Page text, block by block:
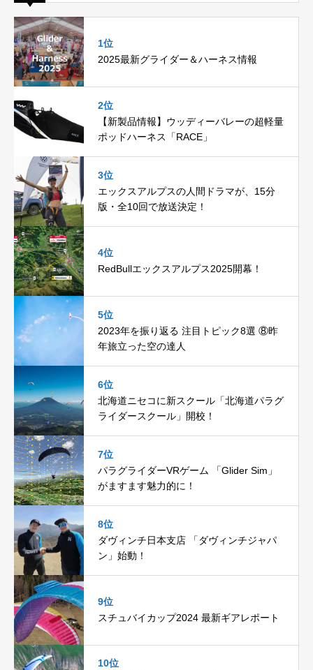
1位
2025最新グライダー＆ハーネス情報
2位
【新製品情報】ウッディーバレーの超軽量
ポッドハーネス「RACE」
3位
エックスアルプスの人間ドラマが、15分
版・全10回で放送決定！
4位
RedBullエックスアルプス2025開幕！
5位
2023年を振り返る 注目トピック8選 ⑧昨
年旅立った空の達人
6位
北海道ニセコに新スクール「北海道パラグ
ライダースクール」開校！
7位
パラグライダーVRゲーム 「Glider Sim」
がますます魅力的に！
8位
ダヴィンチ日本支店 「ダヴィンチジャパ
ン」始動！
9位
スチュバイカップ2024 最新ギアレポート
10位